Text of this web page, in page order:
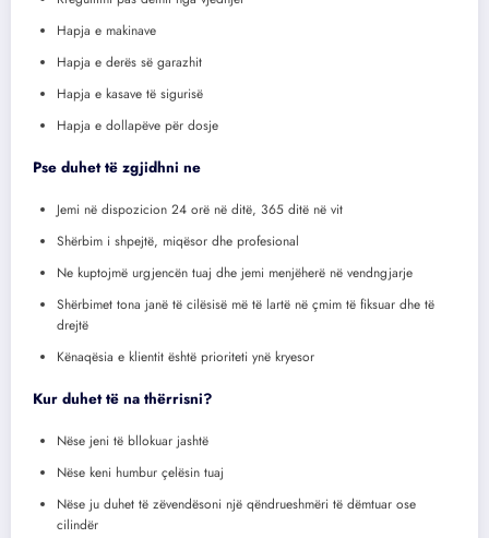
Hapja e makinave
Hapja e derës së garazhit
Hapja e kasave të sigurisë
Hapja e dollapëve për dosje
Pse duhet të zgjidhni ne
Jemi në dispozicion 24 orë në ditë, 365 ditë në vit
Shërbim i shpejtë, miqësor dhe profesional
Ne kuptojmë urgjencën tuaj dhe jemi menjëherë në vendngjarje
Shërbimet tona janë të cilësisë më të lartë në çmim të fiksuar dhe të
drejtë
Kënaqësia e klientit është prioriteti ynë kryesor
Kur duhet të na thërrisni?
Nëse jeni të bllokuar jashtë
Nëse keni humbur çelësin tuaj
Nëse ju duhet të zëvendësoni një qëndrueshmëri të dëmtuar ose
cilindër